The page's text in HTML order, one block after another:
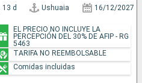
13 d Ushuaia 16/12/2027
EL PRECIO NO INCLUYE LA
PERCEPCIÓN DEL 30% DE AFIP - RG
5463
TARIFA NO REEMBOLSABLE
Comidas incluidas